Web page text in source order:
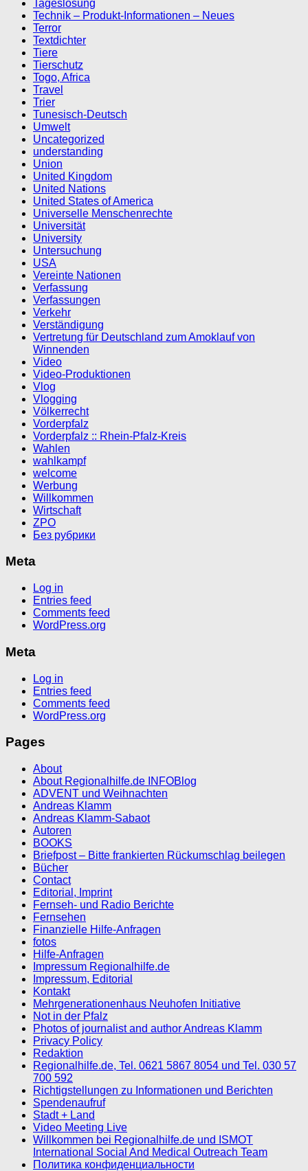
Tageslosung
Technik – Produkt-Informationen – Neues
Terror
Textdichter
Tiere
Tierschutz
Togo, Africa
Travel
Trier
Tunesisch-Deutsch
Umwelt
Uncategorized
understanding
Union
United Kingdom
United Nations
United States of America
Universelle Menschenrechte
Universität
University
Untersuchung
USA
Vereinte Nationen
Verfassung
Verfassungen
Verkehr
Verständigung
Vertretung für Deutschland zum Amoklauf von
Winnenden
Video
Video-Produktionen
Vlog
Vlogging
Völkerrecht
Vorderpfalz
Vorderpfalz :: Rhein-Pfalz-Kreis
Wahlen
wahlkampf
welcome
Werbung
Willkommen
Wirtschaft
ZPO
Без рубрики
Meta
Log in
Entries feed
Comments feed
WordPress.org
Meta
Log in
Entries feed
Comments feed
WordPress.org
Pages
About
About Regionalhilfe.de INFOBlog
ADVENT und Weihnachten
Andreas Klamm
Andreas Klamm-Sabaot
Autoren
BOOKS
Briefpost – Bitte frankierten Rückumschlag beilegen
Bücher
Contact
Editorial, Imprint
Fernseh- und Radio Berichte
Fernsehen
Finanzielle Hilfe-Anfragen
fotos
Hilfe-Anfragen
Impressum Regionalhilfe.de
Impressum, Editorial
Kontakt
Mehrgenerationenhaus Neuhofen Initiative
Not in der Pfalz
Photos of journalist and author Andreas Klamm
Privacy Policy
Redaktion
Regionalhilfe.de, Tel. 0621 5867 8054 und Tel. 030 57
700 592
Richtigstellungen zu Informationen und Berichten
Spendenaufruf
Stadt + Land
Video Meeting Live
Willkommen bei Regionalhilfe.de und ISMOT
International Social And Medical Outreach Team
Политика конфиденциальности